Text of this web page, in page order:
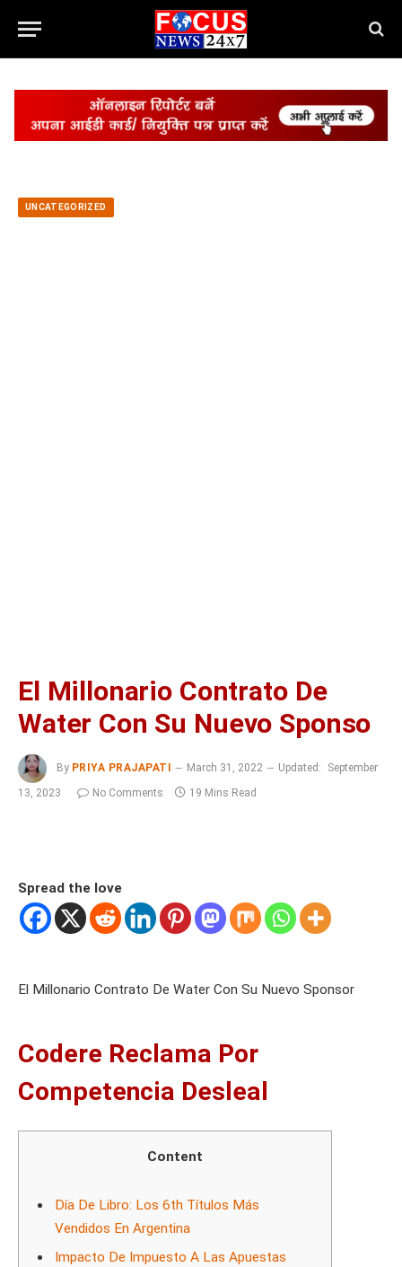
UNCATEGORIZED
El Millonario Contrato De
Water Con Su Nuevo Sponso
By PRIYA PRAJAPATI March 31, 2022 Updated:
September
13, 2023
No Comments 19 Mins Read
Spread the love
El Millonario Contrato De Water Con Su Nuevo Sponsor
Codere Reclama Por
Competencia Desleal
Content
Día De Libro: Los 6th Títulos Más
Vendidos En Argentina
Impacto De Impuesto A Las Apuestas